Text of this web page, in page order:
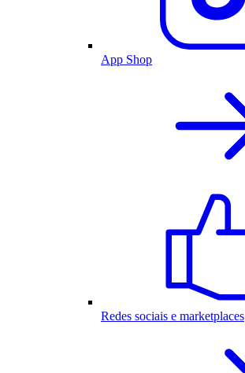
App Shop
Redes sociais e marketplaces